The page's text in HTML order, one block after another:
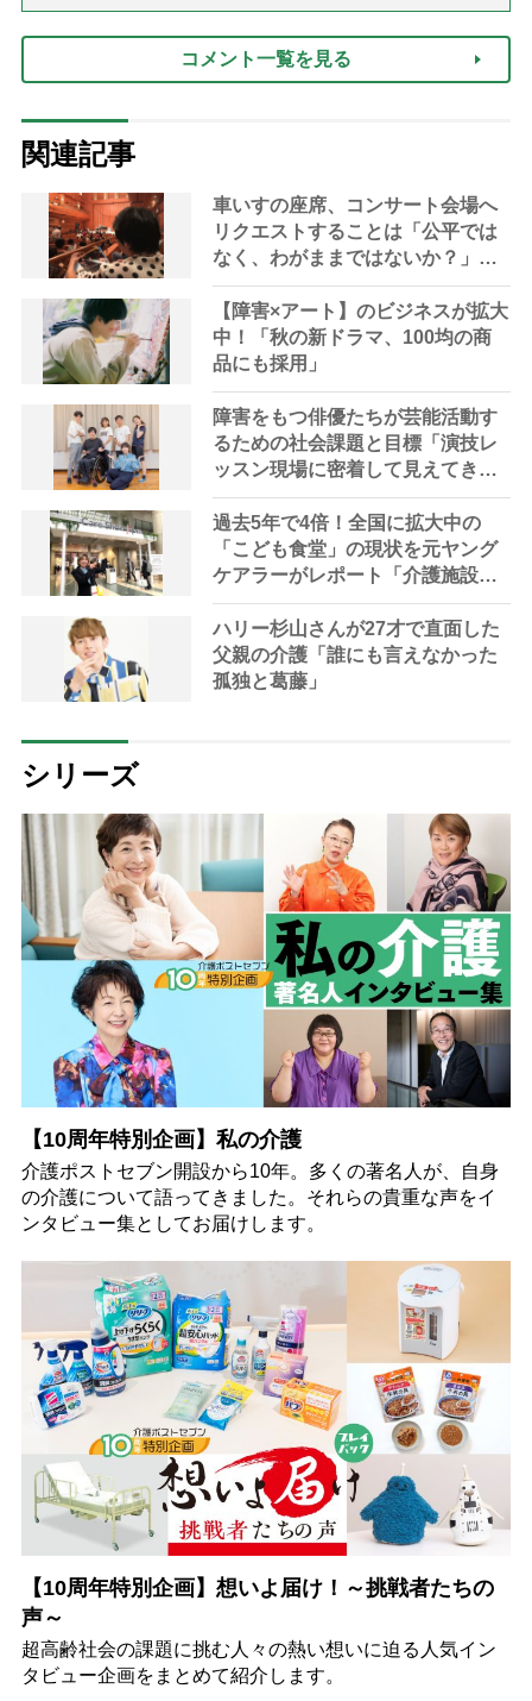
コメント一覧を見る
関連記事
車いすの座席、コンサート会場へ
リクエストすることは「公平では
なく、わがままではないか？」車
いす利用者の家族の逡巡
【障害×アート】のビジネスが拡大
中！「秋の新ドラマ、100均の商
品にも採用」
障害をもつ俳優たちが芸能活動す
るための社会課題と目標「演技レ
ッスン現場に密着して見えてきた
こととは」
過去5年で4倍！全国に拡大中の
「こども食堂」の現状を元ヤング
ケアラーがレポート「介護施設に
併設する事例も増えている」
ハリー杉山さんが27才で直面した
父親の介護「誰にも言えなかった
孤独と葛藤」
シリーズ
【10周年特別企画】私の介護
介護ポストセブン開設から10年。多くの著名人が、自身
の介護について語ってきました。それらの貴重な声をイ
ンタビュー集としてお届けします。
【10周年特別企画】想いよ届け！～挑戦者たちの
声～
超高齢社会の課題に挑む人々の熱い想いに迫る人気イン
タビュー企画をまとめて紹介します。